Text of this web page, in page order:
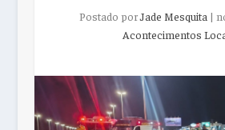
Postado porJade Mesquita |
Acontecimentos